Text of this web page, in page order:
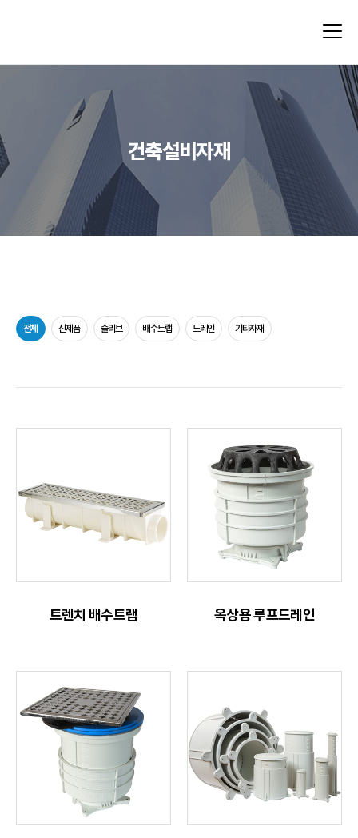
건축설비자재
전체 신제품 슬리브 배수트랩 드레인 기타자재
트렌치 배수트랩 옥상용 루프드레인